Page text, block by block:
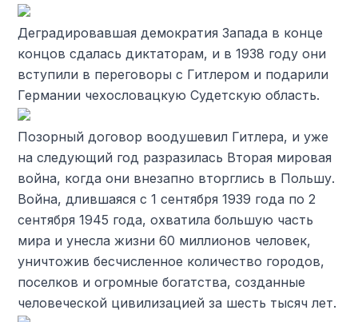
Деградировавшая демократия Запада в конце
концов сдалась диктаторам, и в 1938 году они
вступили в переговоры с Гитлером и подарили
Германии чехословацкую Судетскую область.
Позорный договор воодушевил Гитлера, и уже
на следующий год разразилась Вторая мировая
война, когда они внезапно вторглись в Польшу.
Война, длившаяся с 1 сентября 1939 года по 2
сентября 1945 года, охватила большую часть
мира и унесла жизни 60 миллионов человек,
уничтожив бесчисленное количество городов,
поселков и огромные богатства, созданные
человеческой цивилизацией за шесть тысяч лет.